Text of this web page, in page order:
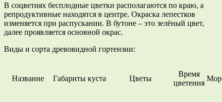
В соцветиях бесплодные цветки располагаются по краю, а
репродуктивные находятся в центре. Окраска лепестков
изменяется при распускании. В бутоне – это зелёный цвет,
далее проявляется основной окрас.
Виды и сорта древовидной гортензии:
Название Габариты куста Цветы
Время
цветения